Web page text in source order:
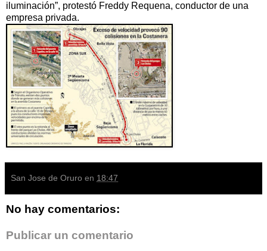
iluminación”, protestó Freddy Requena, conductor de una
empresa privada.
San Jose de Oruro en 18:47
No hay comentarios:
Publicar un comentario